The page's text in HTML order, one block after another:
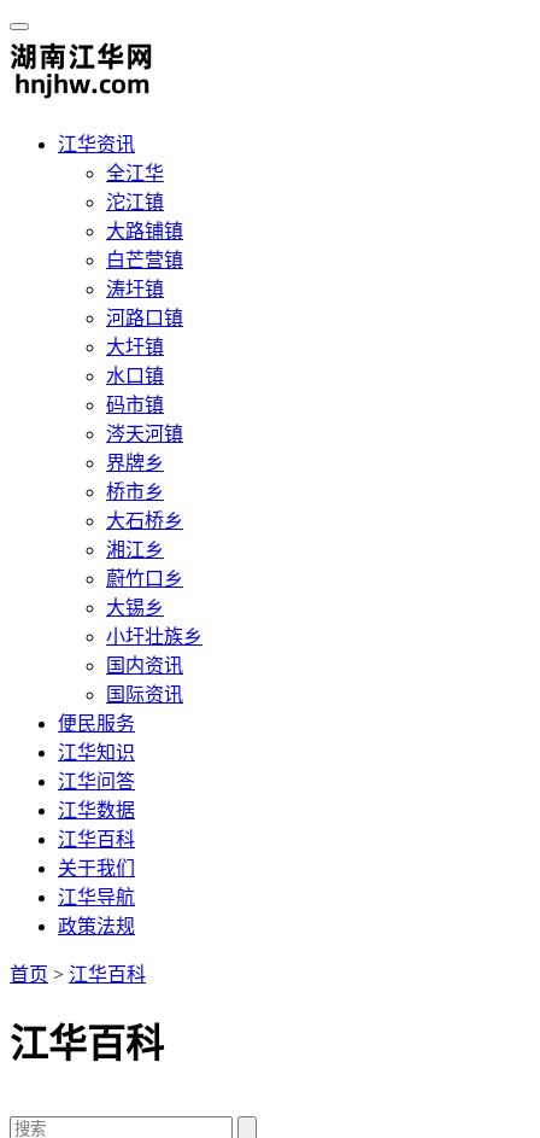
江华资讯
全江华
沱江镇
大路铺镇
白芒营镇
涛圩镇
河路口镇
大圩镇
水口镇
码市镇
涔天河镇
界牌乡
桥市乡
大石桥乡
湘江乡
蔚竹口乡
大锡乡
小圩壮族乡
国内资讯
国际资讯
便民服务
江华知识
江华问答
江华数据
江华百科
关于我们
江华导航
政策法规
首页 > 江华百科
江华百科